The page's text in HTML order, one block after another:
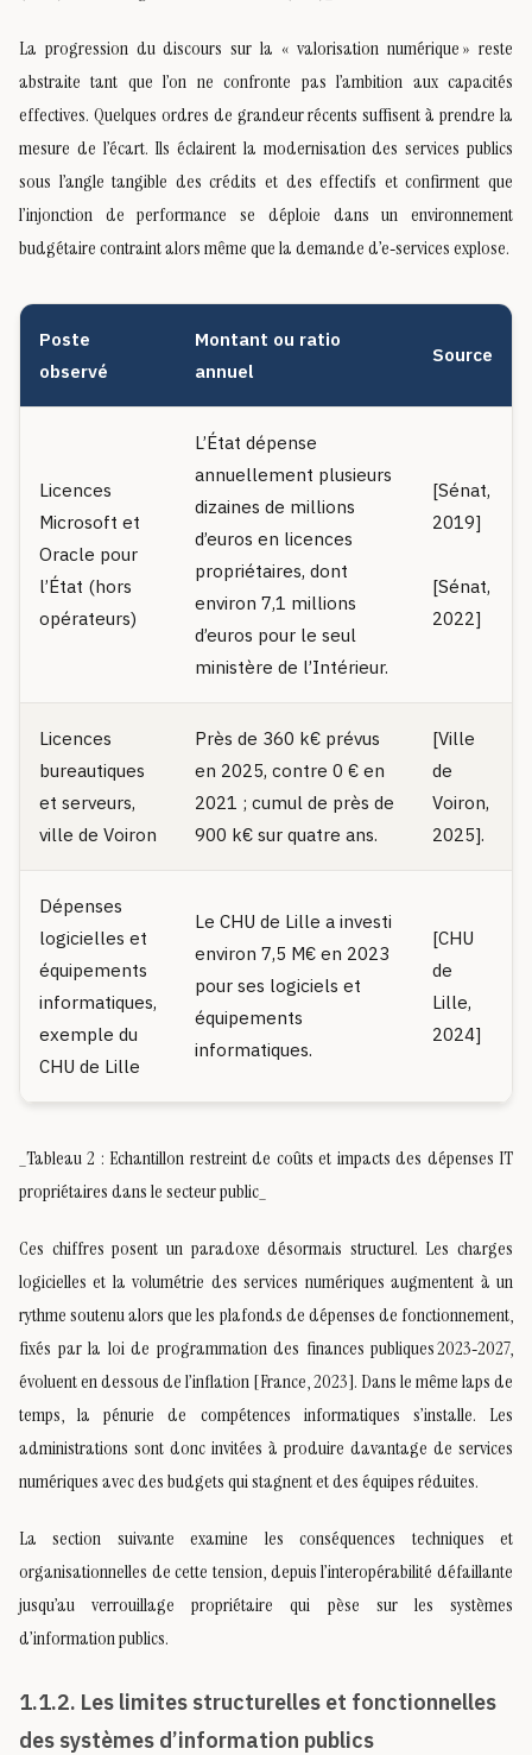
La progression du discours sur la « valorisation numérique » reste
abstraite tant que l’on ne confronte pas l’ambition aux capacités
effectives. Quelques ordres de grandeur récents suffisent à prendre la
mesure de l’écart. Ils éclairent la modernisation des services publics
sous l’angle tangible des crédits et des effectifs et confirment que
l’injonction de performance se déploie dans un environnement
budgétaire contraint alors même que la demande d’e‑services explose.
Poste
observé
Montant ou ratio
annuel
Source
Licences
Microsoft et
Oracle pour
l’État (hors
opérateurs)
L’État dépense
annuellement plusieurs
dizaines de millions
d’euros en licences
propriétaires, dont
environ 7,1 millions
d’euros pour le seul
ministère de l’Intérieur.
[Sénat,
2019]
[Sénat,
2022]
Licences
bureautiques
et serveurs,
ville de Voiron
Près de 360 k€ prévus
en 2025, contre 0 € en
2021 ; cumul de près de
900 k€ sur quatre ans.
[Ville
de
Voiron,
2025].
Dépenses
logicielles et
équipements
informatiques,
exemple du
CHU de Lille
Le CHU de Lille a investi
environ 7,5 M€ en 2023
pour ses logiciels et
équipements
informatiques.
[CHU
de
Lille,
2024]
_Tableau 2 : Echantillon restreint de coûts et impacts des dépenses IT
propriétaires dans le secteur public_
Ces chiffres posent un paradoxe désormais structurel. Les charges
logicielles et la volumétrie des services numériques augmentent à un
rythme soutenu alors que les plafonds de dépenses de fonctionnement,
fixés par la loi de programmation des finances publiques 2023‑2027,
évoluent en dessous de l’inflation [France, 2023]. Dans le même laps de
temps, la pénurie de compétences informatiques s’installe. Les
administrations sont donc invitées à produire davantage de services
numériques avec des budgets qui stagnent et des équipes réduites.
La section suivante examine les conséquences techniques et
organisationnelles de cette tension, depuis l’interopérabilité défaillante
jusqu’au verrouillage propriétaire qui pèse sur les systèmes
d’information publics.
1.1.2. Les limites structurelles et fonctionnelles
des systèmes d’information publics